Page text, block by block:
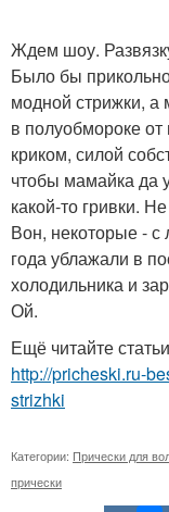
Ждем шоу.
Было бы
модной стрижки,
в полуобмороке
криком, силой
чтобы мамайка да
какой-то гривки.
Вон, некоторые -
года ублажали в
холодильника и
Ой.
Ещё читайте
http://pricheski.ru-
strizhki
Категории: Прически для
прически